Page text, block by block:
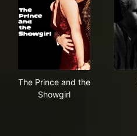
The Prince and the
Showgirl